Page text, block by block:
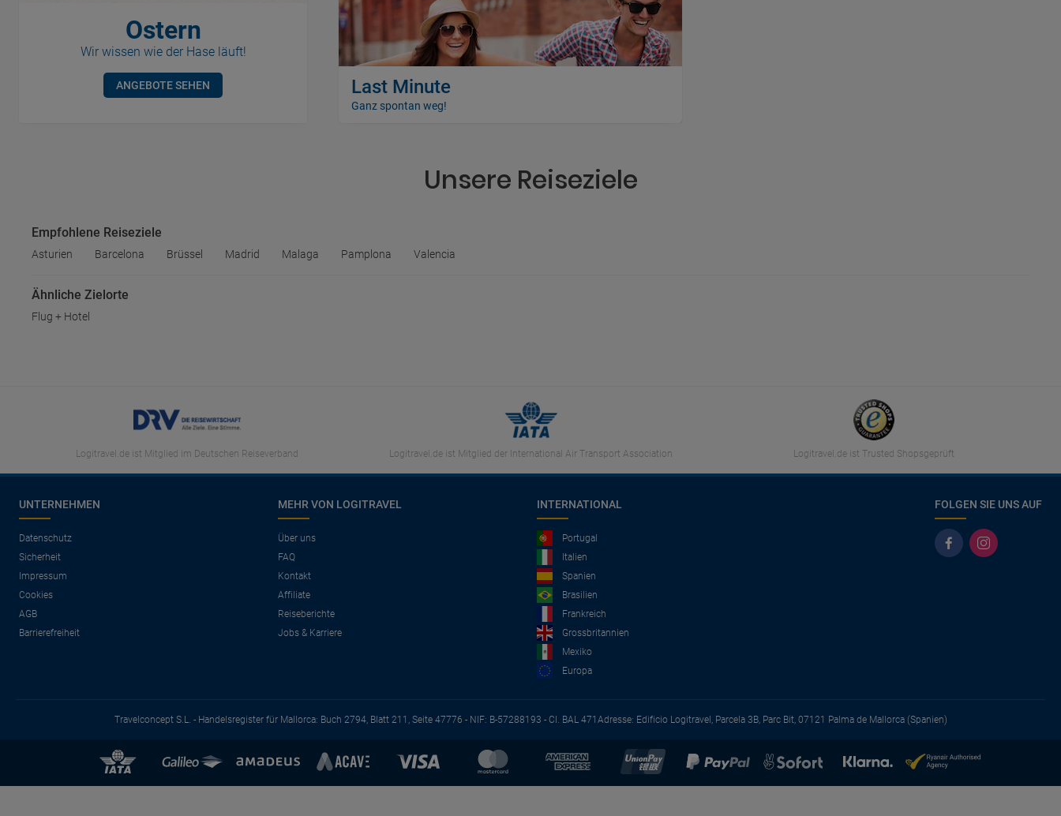
Ostern
Wir wissen wie der Hase läuft!
ANGEBOTE SEHEN Last Minute
Ganz spontan weg!
Unsere Reiseziele
Empfohlene Reiseziele
Asturien Barcelona Brüssel Madrid Malaga Pamplona Valencia
Ähnliche Zielorte
Flug + Hotel
Logitravel.de ist Mitglied im Deutschen Reiseverband Logitravel.de ist Mitglied der International Air Transport Association Logitravel.de ist Trusted Shopsgeprüft
UNTERNEHMEN
Datenschutz
Sicherheit
Impressum
Cookies
AGB
Barrierefreiheit
MEHR VON LOGITRAVEL
Über uns
FAQ
Kontakt
Affiliate
Reiseberichte
Jobs & Karriere
INTERNATIONAL
Portugal
Italien
Spanien
Brasilien
Frankreich
Grossbritannien
Mexiko
Europa
FOLGEN SIE UNS AUF
Travelconcept S.L. - Handelsregister für Mallorca: Buch 2794, Blatt 211, Seite 47776 - NIF: B-57288193 - CI. BAL 471 Adresse: Edificio Logitravel, Parcela 3B, Parc Bit, 07121 Palma de Mallorca (Spanien)